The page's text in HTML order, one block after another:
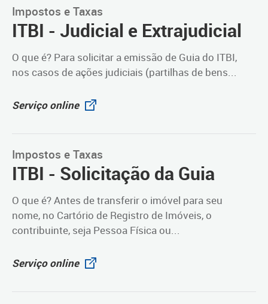
Impostos e Taxas
ITBI - Judicial e Extrajudicial
O que é? Para solicitar a emissão de Guia do ITBI,
nos casos de ações judiciais (partilhas de bens...
Serviço online
Impostos e Taxas
ITBI - Solicitação da Guia
O que é? Antes de transferir o imóvel para seu
nome, no Cartório de Registro de Imóveis, o
contribuinte, seja Pessoa Física ou...
Serviço online